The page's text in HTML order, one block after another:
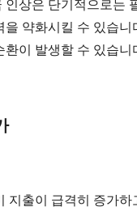
인상은 단기적으로는
약화시킬 수 있습
환이 발생할 수 있습니
지출이 급격히 증가